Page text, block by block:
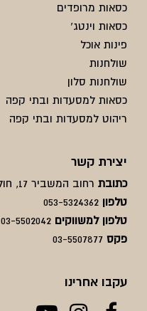
כסאות מרופדים
כסאות וינטג'
פינות אוכל
שולחנות
שולחנות סלון
כסאות למסעדות ובתי קפה
ריהוט למסעדות ובתי קפה
יצירת קשר
כתובת רחוב המשביר 17, חולון
טלפון 053-5324362
טלפון למשווקים 03-5502042
פקס 03-5507877
עקבו אחרינו